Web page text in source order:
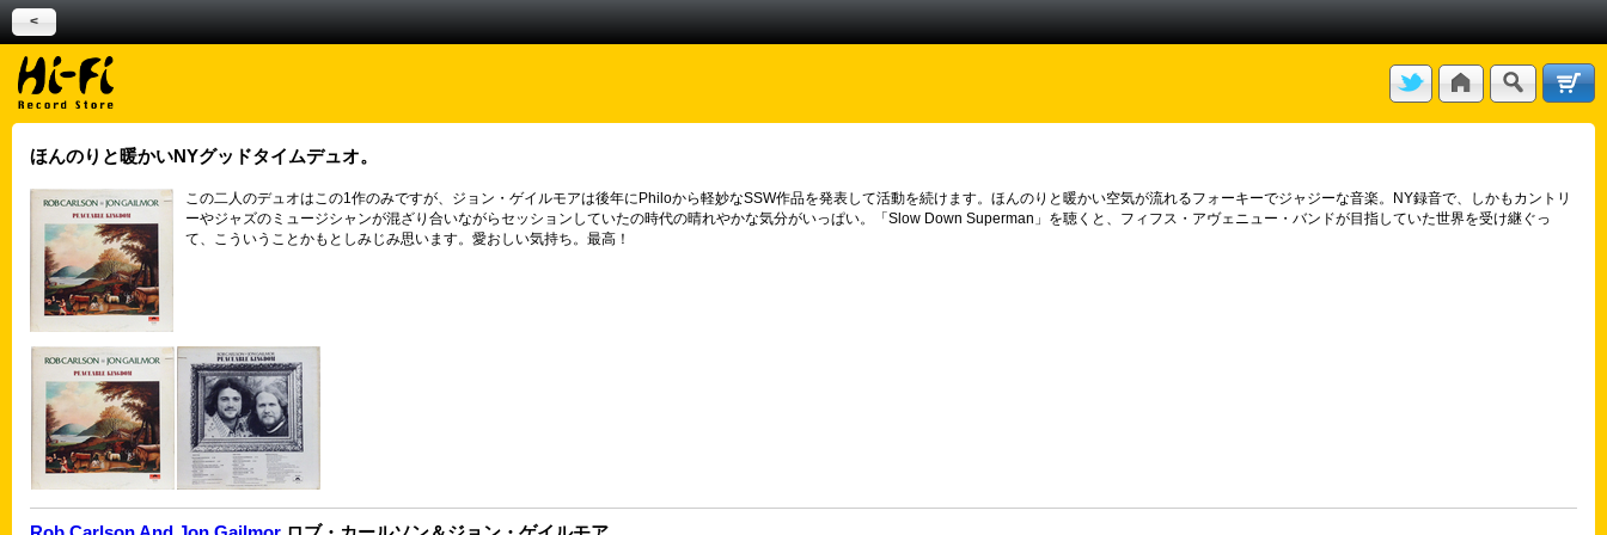
<
ほんのりと暖かいNYグッドタイムデュオ。
この二人のデュオはこの1作のみですが、ジョン・ゲイルモアは後年にPhiloから軽妙なSSW作品を発表して活動を続けます。ほんのりと暖かい空気が流れるフォーキーでジャジーな音楽。NY録音で、しかもカントリ
ーやジャズのミュージシャンが混ざり合いながらセッションしていたの時代の晴れやかな気分がいっぱい。「Slow Down Superman」を聴くと、フィフス・アヴェニュー・バンドが目指していた世界を受け継ぐっ
て、こういうことかもとしみじみ思います。愛おしい気持ち。最高！